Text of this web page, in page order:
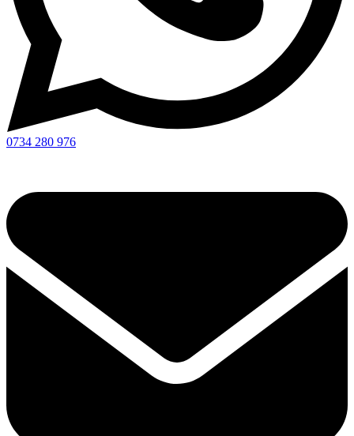
0734 280 976